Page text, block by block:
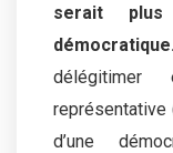
serait
représentative
d’une